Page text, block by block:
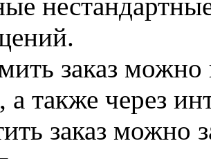
заказ можно
а также через
заказ можно